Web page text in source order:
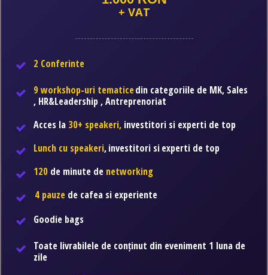
+ VAT
2 Conferinte
9 workshop-uri tematicedin categoriile de MK, Sales
, HR&Leadership , Antreprenoriat
Acces la 30+ speakeri, investitori si experti de top
Lunch cu speakeri,investitori siexperti de top
120 de minute de networking
4 pauze de cafea si experiente
Goodie bags
Toate livrabilele de conținut din eveniment 1 luna de
zile